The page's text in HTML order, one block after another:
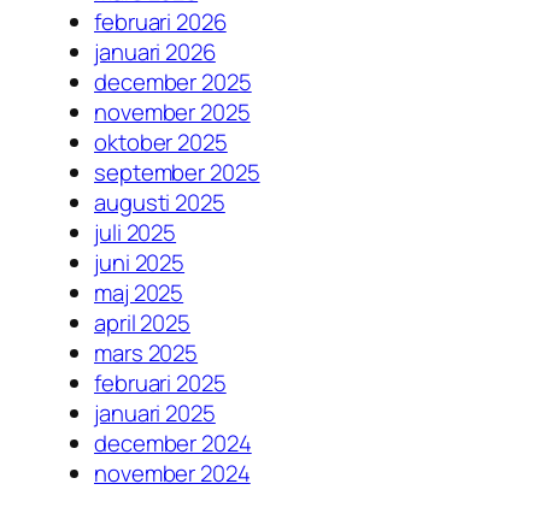
februari 2026
januari 2026
december 2025
november 2025
oktober 2025
september 2025
augusti 2025
juli 2025
juni 2025
maj 2025
april 2025
mars 2025
februari 2025
januari 2025
december 2024
november 2024